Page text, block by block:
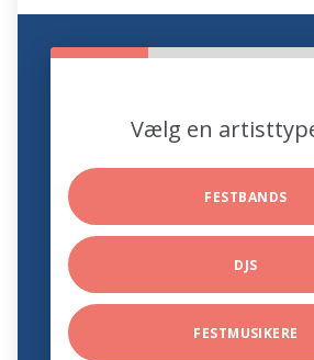
Vælg en
FESTBANDS
DJS
FESTMUSIKERE